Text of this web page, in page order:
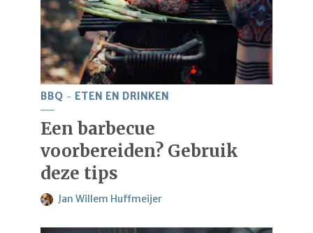
BBQ ETEN EN DRINKEN
Een barbecue
voorbereiden? Gebruik
deze tips
Jan Willem Huffmeijer